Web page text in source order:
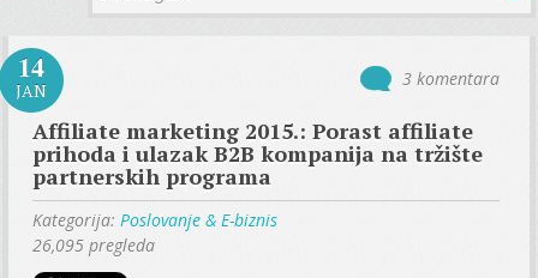
14
JAN
3 komentara
Affiliate marketing 2015.: Porast affiliate
prihoda i ulazak B2B kompanija na tržište
partnerskih programa
Kategorija:Poslovanje & E-biznis
26,095 pregleda